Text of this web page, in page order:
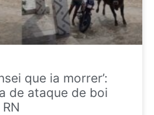
que ia morrer’:
de ataque de boi